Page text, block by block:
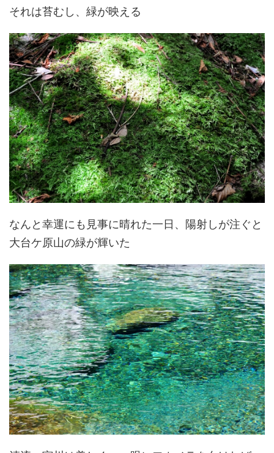
それは苔むし、緑が映える
なんと幸運にも見事に晴れた一日、陽射しが注ぐと
大台ケ原山の緑が輝いた